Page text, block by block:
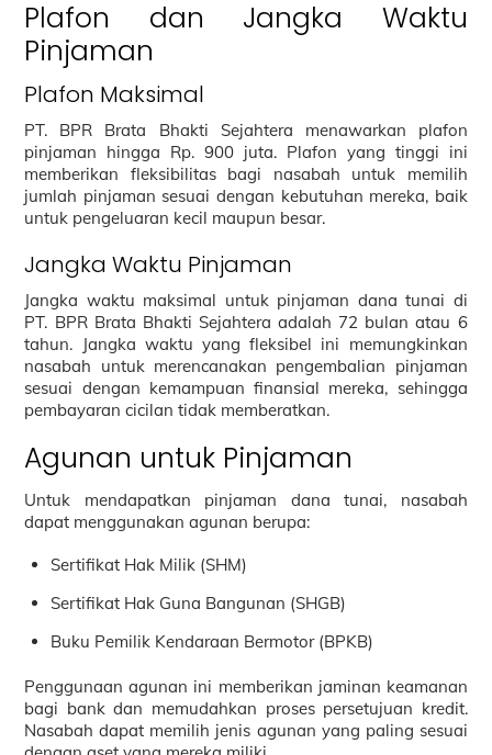
Plafon dan Jangka Waktu
Pinjaman
Plafon Maksimal
PT. BPR Brata Bhakti Sejahtera menawarkan plafon
pinjaman hingga Rp. 900 juta. Plafon yang tinggi ini
memberikan fleksibilitas bagi nasabah untuk memilih
jumlah pinjaman sesuai dengan kebutuhan mereka, baik
untuk pengeluaran kecil maupun besar.
Jangka Waktu Pinjaman
Jangka waktu maksimal untuk pinjaman dana tunai di
PT. BPR Brata Bhakti Sejahtera adalah 72 bulan atau 6
tahun. Jangka waktu yang fleksibel ini memungkinkan
nasabah untuk merencanakan pengembalian pinjaman
sesuai dengan kemampuan finansial mereka, sehingga
pembayaran cicilan tidak memberatkan.
Agunan untuk Pinjaman
Untuk mendapatkan pinjaman dana tunai, nasabah
dapat menggunakan agunan berupa:
Sertifikat Hak Milik (SHM)
Sertifikat Hak Guna Bangunan (SHGB)
Buku Pemilik Kendaraan Bermotor (BPKB)
Penggunaan agunan ini memberikan jaminan keamanan
bagi bank dan memudahkan proses persetujuan kredit.
Nasabah dapat memilih jenis agunan yang paling sesuai